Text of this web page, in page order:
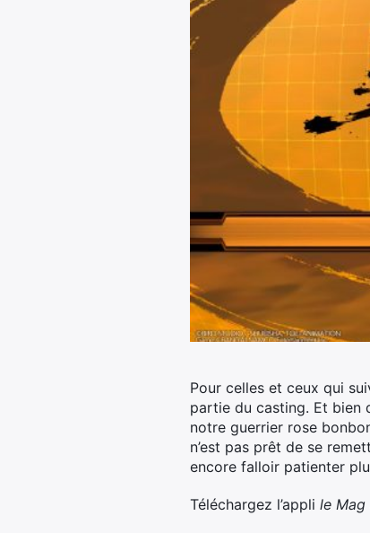
Pour celles et ceux qui
partie du casting. Et bien
notre guerrier rose
n’est pas prêt de se
encore falloir patienter
Téléchargez l’appli le Mag